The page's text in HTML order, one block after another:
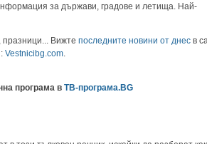
за държави, градове и летища. Най-
празници... Вижте последните новини от днес в
Vestnicibg.com
програма в ТВ-програма.BG